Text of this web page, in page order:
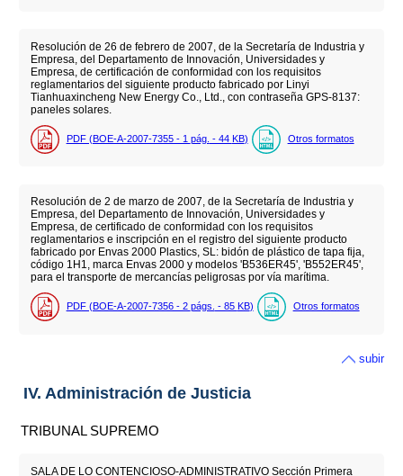
Resolución de 26 de febrero de 2007, de la Secretaría de Industria y
Empresa, del Departamento de Innovación, Universidades y
Empresa, de certificación de conformidad con los requisitos
reglamentarios del siguiente producto fabricado por Linyi
Tianhuaxincheng New Energy Co., Ltd., con contraseña GPS-8137:
paneles solares.
PDF (BOE-A-2007-7355 - 1 pág. - 44 KB) Otros formatos
Resolución de 2 de marzo de 2007, de la Secretaría de Industria y
Empresa, del Departamento de Innovación, Universidades y
Empresa, de certificado de conformidad con los requisitos
reglamentarios e inscripción en el registro del siguiente producto
fabricado por Envas 2000 Plastics, SL: bidón de plástico de tapa fija,
código 1H1, marca Envas 2000 y modelos 'B536ER45', 'B552ER45',
para el transporte de mercancías peligrosas por vía marítima.
PDF (BOE-A-2007-7356 - 2 págs. - 85 KB) Otros formatos
subir
IV. Administración de Justicia
TRIBUNAL SUPREMO
SALA DE LO CONTENCIOSO-ADMINISTRATIVO Sección Primera